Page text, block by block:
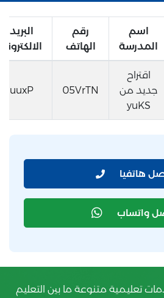
اسم
المدرسة
رقم
الهاتف
البريد
الالكتروني
اقتراح
جديد من
yuKS
05VrTN
uuxP
هاتفيا
واتساب
تعليمية متنوعة ما بين التعليم